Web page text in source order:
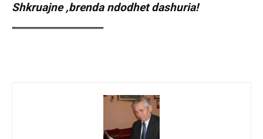
Shkruajne ,brenda ndodhet dashuria!
“””””””””””””””””””””””””””””””””””””””